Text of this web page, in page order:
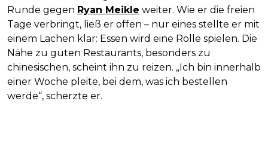
Runde gegen Ryan Meikle weiter. Wie er die freien
Tage verbringt, ließ er offen – nur eines stellte er mit
einem Lachen klar: Essen wird eine Rolle spielen. Die
Nähe zu guten Restaurants, besonders zu
chinesischen, scheint ihn zu reizen. „Ich bin innerhalb
einer Woche pleite, bei dem, was ich bestellen
werde“, scherzte er.